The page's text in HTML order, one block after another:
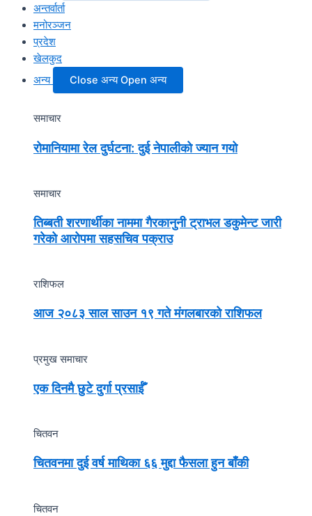
अन्तर्वार्ता
मनोरञ्जन
प्रदेश
खेलकुद
अन्य
Close अन्य Open अन्य
समाचार
रोमानियामा रेल दुर्घटना: दुई नेपालीको ज्यान गयो
समाचार
तिब्बती शरणार्थीका नाममा गैरकानुनी ट्राभल डकुमेन्ट जारी
गरेको आरोपमा सहसचिव पक्राउ
राशिफल
आज २०८३ साल साउन १९ गते मंगलबारको राशिफल
प्रमुख समाचार
एक दिनमै छुटे दुर्गा प्रसाईँ
चितवन
चितवनमा दुई वर्ष माथिका ६६ मुद्दा फैसला हुन बाँकी
चितवन